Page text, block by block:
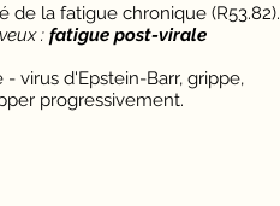
de la fatigue chronique (R53.82).
: fatigue post-virale
virus d'Epstein-Barr, grippe,
progressivement.